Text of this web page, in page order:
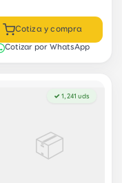
Cotiza y compra
Cotizar por WhatsApp
📦
✓ 1,241 uds